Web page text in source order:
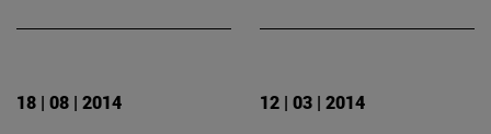
18 | 08 | 2014 12 | 03 | 2014